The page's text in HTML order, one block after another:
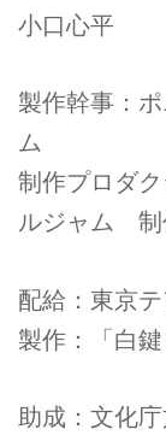
小口心平
製作幹事：
ム
制作プロダ
ルジャム 制
配給：東京
製作：「白
助成：文化